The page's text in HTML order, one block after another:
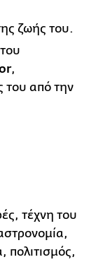
ζωής του.
,
του από την
τέχνη του
πολιτισμός,